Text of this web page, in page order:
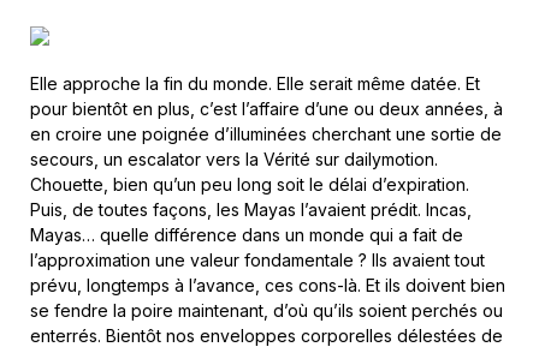
Elle approche la fin du monde. Elle serait même datée. Et
pour bientôt en plus, c’est l’affaire d’une ou deux années, à
en croire une poignée d’illuminées cherchant une sortie de
secours, un escalator vers la Vérité sur dailymotion.
Chouette, bien qu’un peu long soit le délai d’expiration.
Puis, de toutes façons, les Mayas l’avaient prédit. Incas,
Mayas… quelle différence dans un monde qui a fait de
l’approximation une valeur fondamentale ? Ils avaient tout
prévu, longtemps à l’avance, ces cons-là. Et ils doivent bien
se fendre la poire maintenant, d’où qu’ils soient perchés ou
enterrés. Bientôt nos enveloppes corporelles délestées de